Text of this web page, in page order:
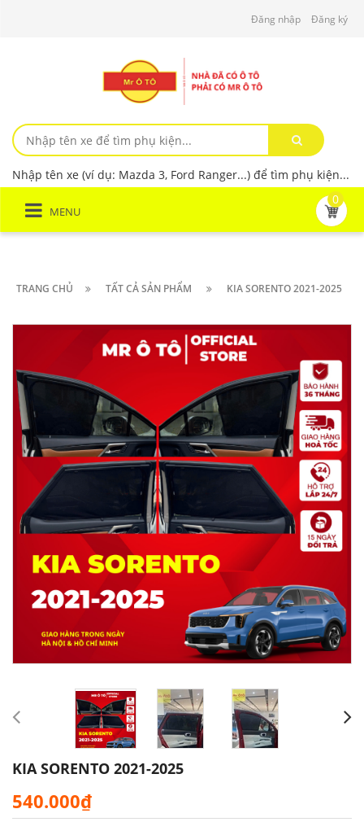
Đăng nhập Đăng ký
Nhập tên xe (ví dụ: Mazda 3, Ford Ranger...) để tìm phụ kiện...
MENU
0
TRANG CHỦ TẤT CẢ SẢN PHẨM KIA SORENTO 2021-2025
KIA SORENTO 2021-2025
540.000₫